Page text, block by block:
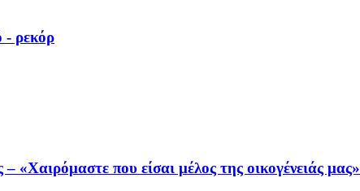
- ρεκόρ
που είσαι μέλος της οικογένειάς μας»